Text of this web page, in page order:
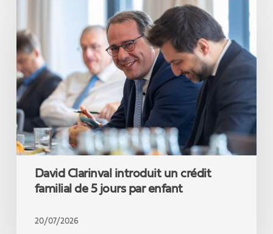
introduit
un
crédit
familial
de
5
jours
par
enfant
David Clarinval introduit un crédit
familial de 5 jours par enfant
20/07/2026